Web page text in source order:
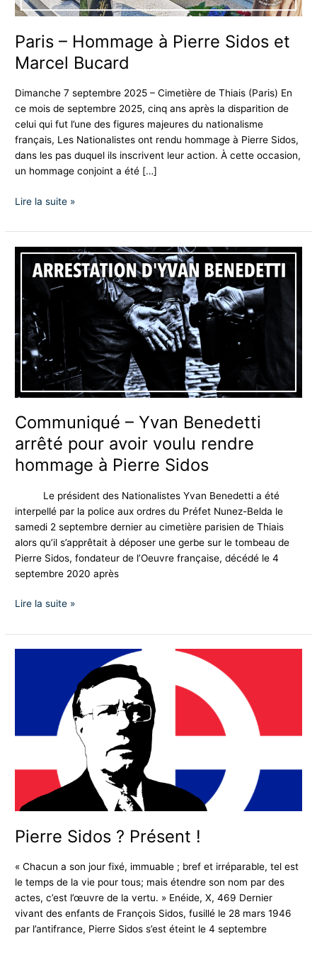
Paris – Hommage à Pierre Sidos et
Marcel Bucard
Dimanche 7 septembre 2025 – Cimetière de Thiais (Paris) En
ce mois de septembre 2025, cinq ans après la disparition de
celui qui fut l’une des figures majeures du nationalisme
français, Les Nationalistes ont rendu hommage à Pierre Sidos,
dans les pas duquel ils inscrivent leur action. À cette occasion,
un hommage conjoint a été […]
Lire la suite »
Communiqué – Yvan Benedetti
arrêté pour avoir voulu rendre
hommage à Pierre Sidos
Le président des Nationalistes Yvan Benedetti a été
interpellé par la police aux ordres du Préfet Nunez-Belda le
samedi 2 septembre dernier au cimetière parisien de Thiais
alors qu’il s’apprêtait à déposer une gerbe sur le tombeau de
Pierre Sidos, fondateur de l’Oeuvre française, décédé le 4
septembre 2020 après
Communiqué
Benedetti
arrêté
pour
avoir
voulu
rendre
hommage
Pierre
Sidos
Lire la suite »
Pierre Sidos ? Présent !
« Chacun a son jour fixé, immuable ; bref et irréparable, tel est
le temps de la vie pour tous; mais étendre son nom par des
actes, c’est l’œuvre de la vertu. » Enéide, X, 469 Dernier
vivant des enfants de François Sidos, fusillé le 28 mars 1946
par l’antifrance, Pierre Sidos s’est éteint le 4 septembre